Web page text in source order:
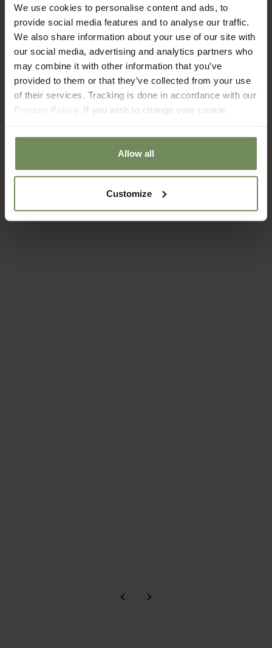
We use cookies to personalise content and ads, to
provide social media features and to analyse our traffic.
We also share information about your use of our site with
our social media, advertising and analytics partners who
may combine it with other information that you’ve
provided to them or that they’ve collected from your use
of their services. Tracking is done in accordance with our
Privacy Policy. If you wish to change your cookie
Policypage.
Allow all
Customize
Structuur van het blad
Breng een krachtige en stijlvolle sfeer in huis met deze
royale hoogte is hij perfect als statement plant in jouw ruimte.
DeStrelitzia Kunstplant Deluxeis tot in detail realistisch
gekrulde blad in de kern laat iedereen 2x kijken of hij nou echt of
nep is.